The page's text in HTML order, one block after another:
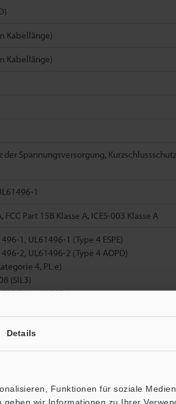
Details
Funktionen für soziale
wir Informationen zu Ihrer
Kabellänge)
Kabellänge)
Spannungsversorgung,
1
FCC Part 15B Klasse A, ICES-003 Klasse A
1, UL61496-1 (Type 4 ESPE)
2, UL61496-2 (Type 4 AOPD)
4, PL e)
(SIL3)
No. 60947-1